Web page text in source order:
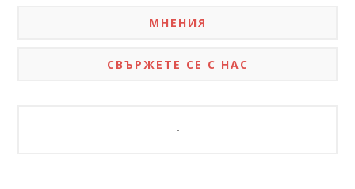
МНЕНИЯ
СВЪРЖЕТЕ СЕ С НАС
-